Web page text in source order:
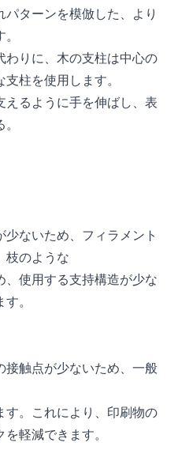
ターンを模倣した、より
。
わりに、木の支柱は中心の
柱を使用します。
えるように手を伸ばし、表
ないため、フィラメント
枝のような
、使用する支持構造が少な
。
接触点が少ないため、一般
す。これにより、印刷物の
軽減できます。